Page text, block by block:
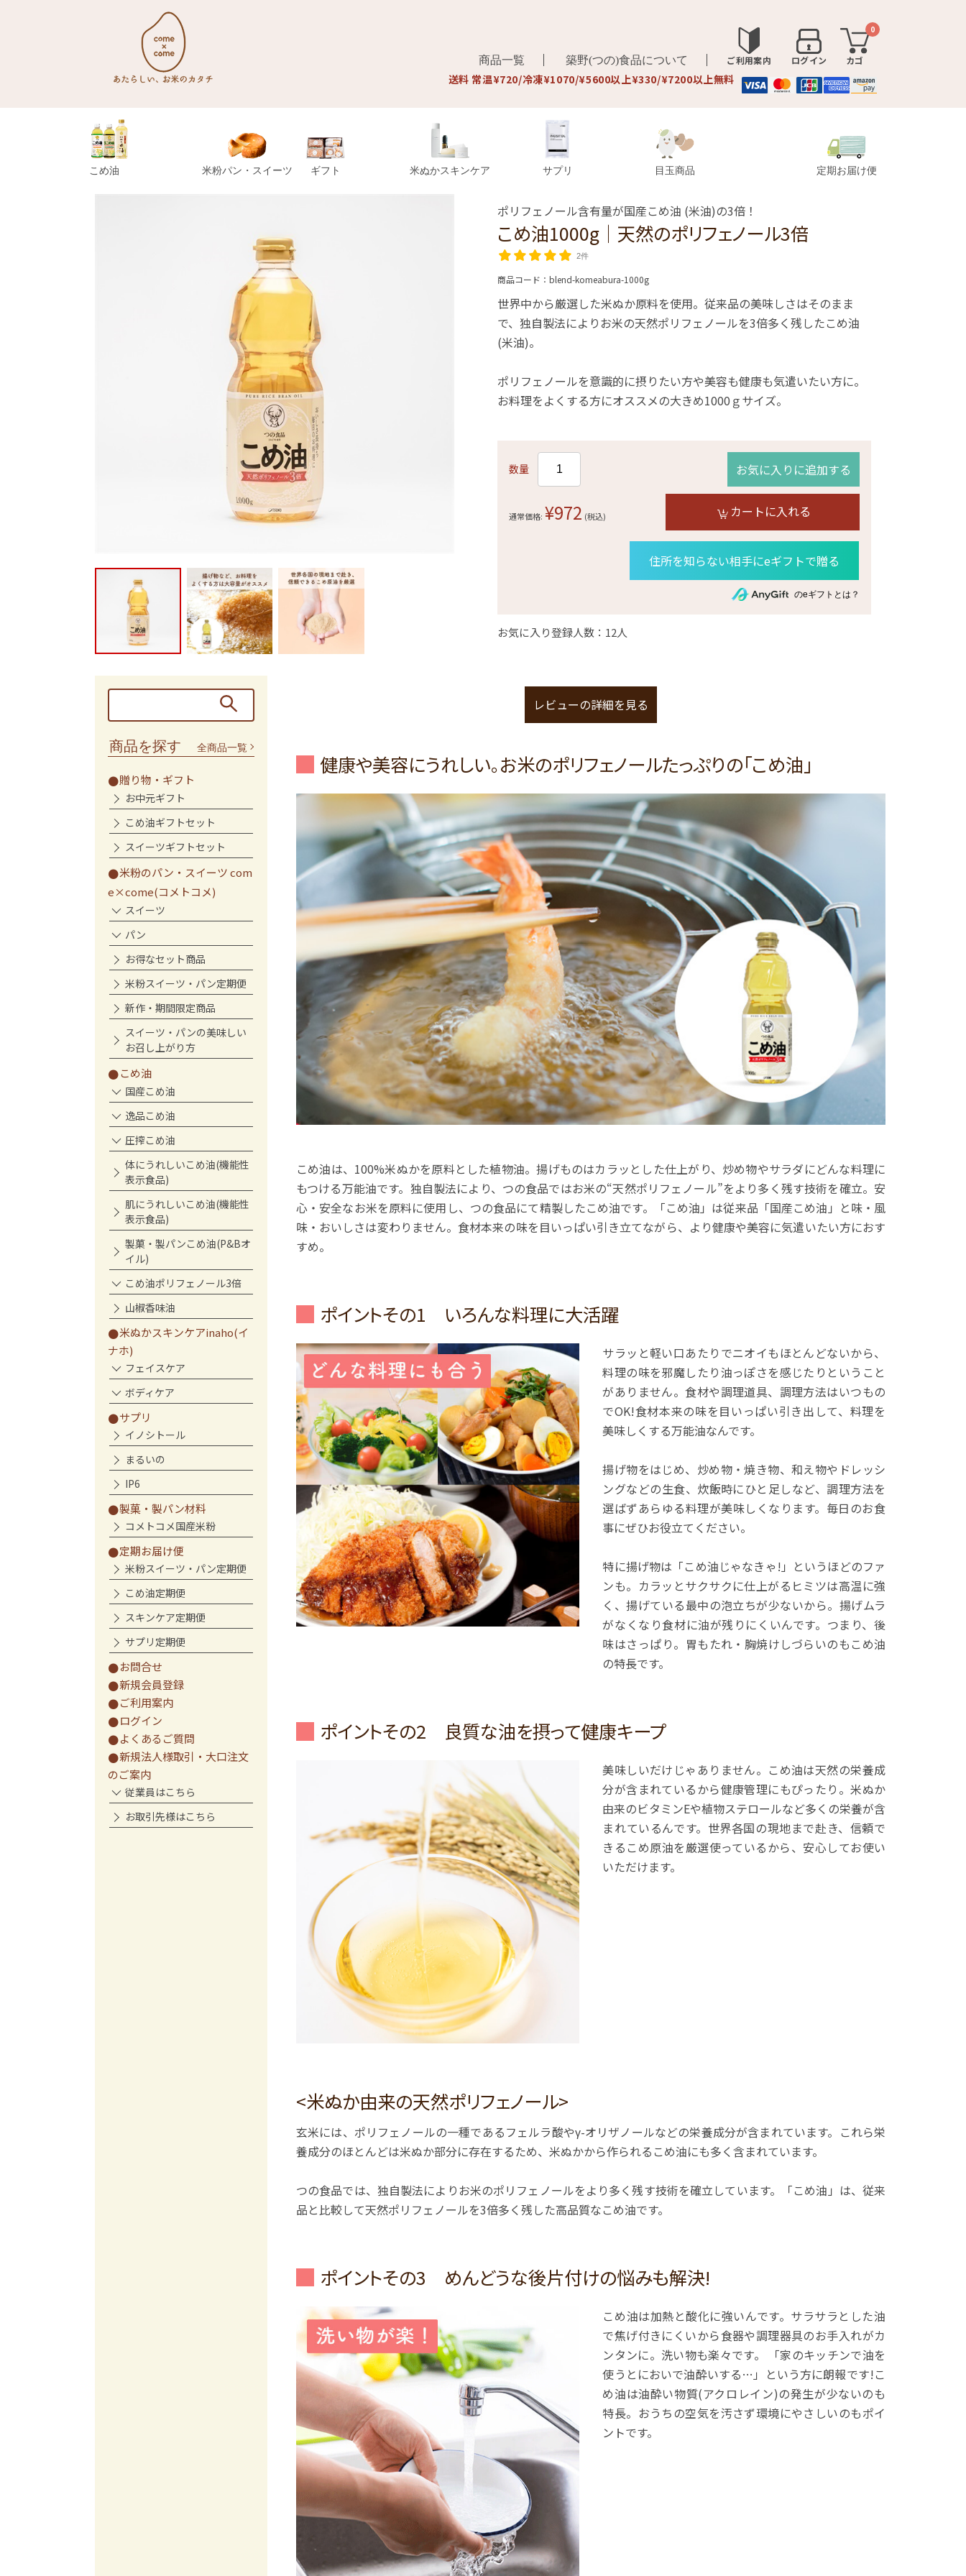
商品一覧 築野(つの)食品について ご利用案内 ログイン カゴ
0
送料 常温¥720/冷凍¥1070/¥5600以上¥330/¥7200以上無料
こめ油 米粉パン・スイーツ ギフト 米ぬかスキンケア サプリ 目玉商品 定期お届け便
ポリフェノール含有量が国産こめ油 (米油)の3倍！
こめ油1000g│天然のポリフェノール3倍
2件
商品コード： blend-komeabura-1000g
世界中から厳選した米ぬか原料を使用。従来品の美味しさはそのまま
で、独自製法によりお米の天然ポリフェノールを3倍多く残したこめ油
(米油)。
ポリフェノールを意識的に摂りたい方や美容も健康も気遣いたい方に。
お料理をよくする方にオススメの大きめ1000ｇサイズ。
数量 お気に入りに追加する
通常価格: ¥972 (税込) カートに入れる
住所を知らない相手にeギフトで贈る
のeギフトとは？
お気に入り登録人数：12人
商品を探す 全商品一覧
贈り物・ギフト
お中元ギフト
こめ油ギフトセット
スイーツギフトセット
米粉のパン・スイーツ com
e×come(コメトコメ)
スイーツ
パン
お得なセット商品
米粉スイーツ・パン定期便
新作・期間限定商品
スイーツ・パンの美味しい
お召し上がり方
こめ油
国産こめ油
逸品こめ油
圧搾こめ油
体にうれしいこめ油(機能性
表示食品)
肌にうれしいこめ油(機能性
表示食品)
製菓・製パンこめ油(P&Bオ
イル)
こめ油ポリフェノール3倍
山椒香味油
米ぬかスキンケアinaho(イ
ナホ)
フェイスケア
ボディケア
サプリ
イノシトール
まるいの
IP6
製菓・製パン材料
コメトコメ国産米粉
定期お届け便
米粉スイーツ・パン定期便
こめ油定期便
スキンケア定期便
サプリ定期便
お問合せ
新規会員登録
ご利用案内
ログイン
よくあるご質問
新規法人様取引・大口注文
のご案内
従業員はこちら
お取引先様はこちら
レビューの詳細を見る
健康や美容にうれしい。お米のポリフェノールたっぷりの「こめ油」
こめ油は、100%米ぬかを原料とした植物油。揚げものはカラッとした仕上がり、炒め物やサラダにどんな料理に
もつける万能油です。独自製法により、つの食品ではお米の“天然ポリフェノール”をより多く残す技術を確立。安
心・安全なお米を原料に使用し、つの食品にて精製したこめ油です。「こめ油」は従来品「国産こめ油」と味・風
味・おいしさは変わりません。食材本来の味を目いっぱい引き立てながら、より健康や美容に気遣いたい方におす
すめ。
ポイントその1 いろんな料理に大活躍
サラッと軽い口あたりでニオイもほとんどないから、
料理の味を邪魔したり油っぽさを感じたりということ
がありません。食材や調理道具、調理方法はいつもの
でOK!食材本来の味を目いっぱい引き出して、料理を
美味しくする万能油なんです。
揚げ物をはじめ、炒め物・焼き物、和え物やドレッシ
ングなどの生食、炊飯時にひと足しなど、調理方法を
選ばずあらゆる料理が美味しくなります。毎日のお食
事にぜひお役立てください。
特に揚げ物は「こめ油じゃなきゃ!」というほどのファ
ンも。カラッとサクサクに仕上がるヒミツは高温に強
く、揚げている最中の泡立ちが少ないから。揚げムラ
がなくなり食材に油が残りにくいんです。つまり、後
味はさっぱり。胃もたれ・胸焼けしづらいのもこめ油
の特長です。
ポイントその2 良質な油を摂って健康キープ
美味しいだけじゃありません。こめ油は天然の栄養成
分が含まれているから健康管理にもぴったり。米ぬか
由来のビタミンEや植物ステロールなど多くの栄養が含
まれているんです。世界各国の現地まで赴き、信頼で
きるこめ原油を厳選使っているから、安心してお使い
いただけます。
<米ぬか由来の天然ポリフェノール>
玄米には、ポリフェノールの一種であるフェルラ酸やγ-オリザノールなどの栄養成分が含まれています。これら栄
養成分のほとんどは米ぬか部分に存在するため、米ぬかから作られるこめ油にも多く含まれています。
つの食品では、独自製法によりお米のポリフェノールをより多く残す技術を確立しています。「こめ油」は、従来
品と比較して天然ポリフェノールを3倍多く残した高品質なこめ油です。
ポイントその3 めんどうな後片付けの悩みも解決!
こめ油は加熱と酸化に強いんです。サラサラとした油
で焦げ付きにくいから食器や調理器具のお手入れがカ
ンタンに。洗い物も楽々です。 「家のキッチンで油を
使うとにおいで油酔いする…」という方に朗報です!こ
め油は油酔い物質(アクロレイン)の発生が少ないのも
特長。おうちの空気を汚さず環境にやさしいのもポイ
ントです。